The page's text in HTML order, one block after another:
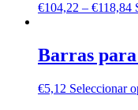
€104,22 – €118,84
Barras
€5,12 Seleccionar